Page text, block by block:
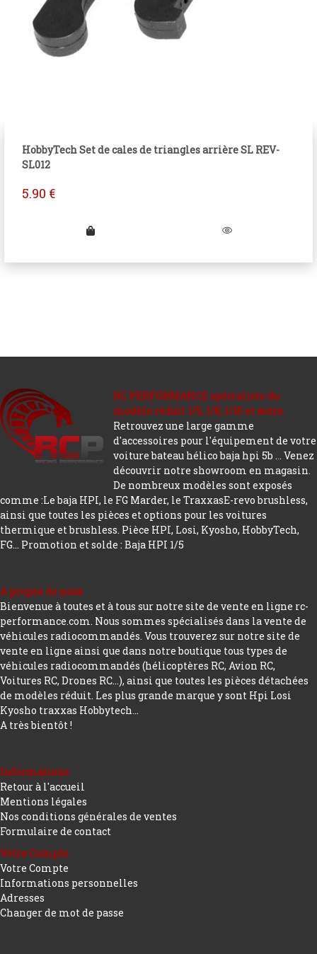
HobbyTech Set de cales de triangles arrière SL REV-
SL012
5.90 €
RC PERFORMANCE spécialiste du
modèle réduit 1/5, 1/8, 1/10 et autre.
Retrouvez une large gamme
d'accessoires pour l'équipement de votre
voiture bateau hélico baja hpi 5b ... Venez
découvrir notre showroom en magasin.
De nombreux modèles sont exposés
comme :Le baja HPI, le FG Marder, le TraxxasE-revo brushless,
ainsi que toutes les pièces et options pour les voitures
thermique et brushless. Pièce HPI, Losi, Kyosho, HobbyTech,
FG... Promotion et solde : Baja HPI 1/5
A propos de nous
Bienvenue à toutes et à tous sur notre site de vente en ligne rc-
performance.com. Nous sommes spécialisés dans la vente de
véhicules radiocommandés. Vous trouverez sur notre site de
vente en ligne ainsi que dans notre boutique tous types de
véhicules radiocommandés (hélicoptères RC, Avion RC,
Voitures RC, Drones RC…), ainsi que toutes les pièces détachées
de modèles réduit. Les plus grande marque y sont Hpi Losi
Kyosho traxxas Hobbytech...
A très bientôt !
Informations
Retour à l'accueil
Mentions légales
Nos conditions générales de ventes
Formulaire de contact
Votre Compte
Votre Compte
Informations personnelles
Adresses
Changer de mot de passe